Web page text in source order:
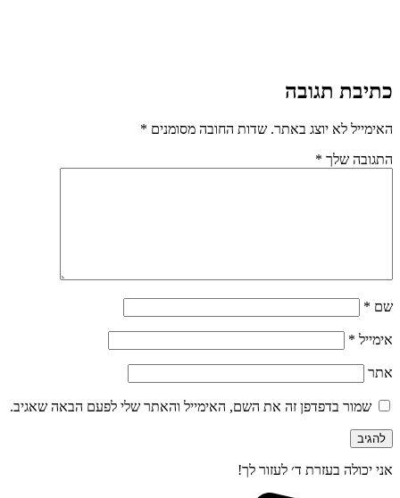
כתיבת תגובה
האימייל לא יוצג באתר. שדות החובה מסומנים *
התגובה שלך *
שם *
אימייל *
אתר
שמור בדפדפן זה את השם, האימייל והאתר שלי לפעם הבאה שאגיב.
אני יכולה בעזרת ד׳ לעזור לך!